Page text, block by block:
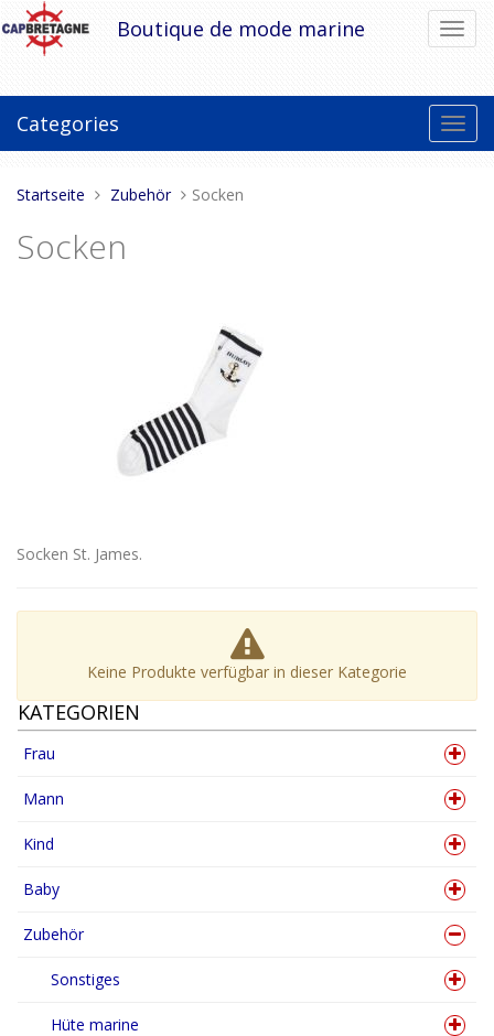
Direkt
zum
Inhalt
Boutique de mode marine
Categories
Sie
hier:
Startseite Zubehör Socken
Socken
Socken St. James.
Keine Produkte verfügbar in dieser Kategorie
KATEGORIEN
Frau
Mann
Kind
Baby
Zubehör
Sonstiges
Hüte marine